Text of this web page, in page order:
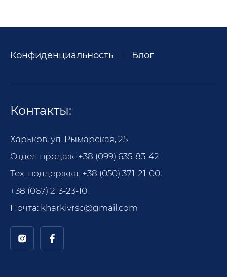
Контакты:
Харьков, ул. Рымарская, 25
Отдел продаж: +38 (099) 635-83-42
Тех. поддержка: +38 (050) 371-21-00,
+38 (067) 213-23-10
Почта: kharkivrsc@gmail.com
Конфиденциальность Блог